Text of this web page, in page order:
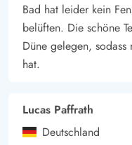
Bad hat leider kein
belüften. Die schöne
Düne gelegen, sodass
hat.
Lucas Paffrath
Deutschland